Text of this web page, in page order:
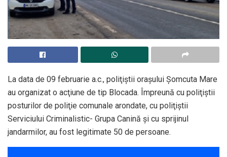
La data de 09 februarie a.c., poliţiştii orașului Șomcuta Mare
au organizat o acţiune de tip Blocada. Împreună cu poliţiştii
posturilor de poliţie comunale arondate, cu poliţiştii
Serviciului Criminalistic- Grupa Canină şi cu sprijinul
jandarmilor, au fost legitimate 50 de persoane.